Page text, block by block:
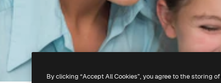
By clicking “Accept All Cookies”, you agree to the storing